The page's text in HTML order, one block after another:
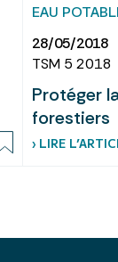
EAU
28/05/2018
TSM 5 2018
Protéger
forestiers
› LIRE